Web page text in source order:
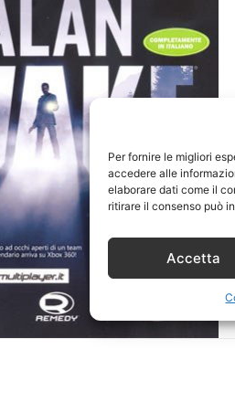
Per fornire le migliori
accedere alle
elaborare dati come il
ritirare il consenso può
Accetta